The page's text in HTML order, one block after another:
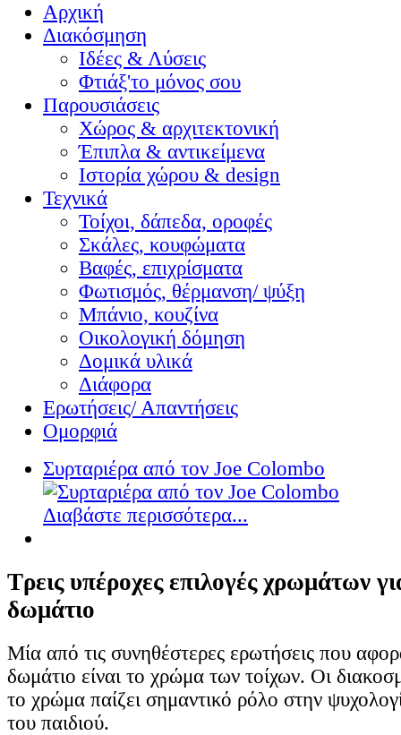
Αρχική
Διακόσμηση
Ιδέες & Λύσεις
Φτιάξ'το μόνος σου
Παρουσιάσεις
Χώρος & αρχιτεκτονική
Έπιπλα & αντικείμενα
Ιστορία χώρου & design
Τεχνικά
Τοίχοι, δάπεδα, οροφές
Σκάλες, κουφώματα
Βαφές, επιχρίσματα
Φωτισμός, θέρμανση/ ψύξη
Μπάνιο, κουζίνα
Οικολογική δόμηση
Δομικά υλικά
Διάφορα
Ερωτήσεις/ Απαντήσεις
Ομορφιά
Συρταριέρα από τον Joe Colombo
Διαβάστε περισσότερα...
Τρεις υπέροχες επιλογές χρωμάτων
δωμάτιο
Μία από τις συνηθέστερες ερωτήσεις που
δωμάτιο είναι το χρώμα των τοίχων. Οι
το χρώμα παίζει σημαντικό ρόλο στην
του παιδιού.